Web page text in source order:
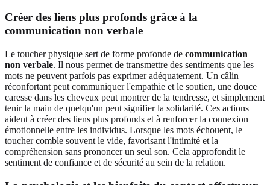
Créer des liens plus profonds grâce à la
communication non verbale
Le toucher physique sert de forme profonde de communication
non verbale. Il nous permet de transmettre des sentiments que les
mots ne peuvent parfois pas exprimer adéquatement. Un câlin
réconfortant peut communiquer l'empathie et le soutien, une douce
caresse dans les cheveux peut montrer de la tendresse, et simplement
tenir la main de quelqu'un peut signifier la solidarité. Ces actions
aident à créer des liens plus profonds et à renforcer la connexion
émotionnelle entre les individus. Lorsque les mots échouent, le
toucher comble souvent le vide, favorisant l'intimité et la
compréhension sans prononcer un seul son. Cela approfondit le
sentiment de confiance et de sécurité au sein de la relation.